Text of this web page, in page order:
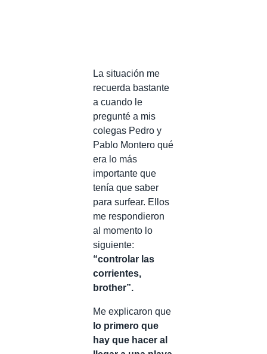
La situación me
recuerda bastante
a cuando le
pregunté a mis
colegas Pedro y
Pablo Montero qué
era lo más
importante que
tenía que saber
para surfear. Ellos
me respondieron
al momento lo
siguiente:
“controlar las
corrientes,
brother”.
Me explicaron que
lo primero que
hay que hacer al